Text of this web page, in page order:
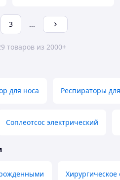
3 ...
товаров из 2000+
для носа Респираторы
Соплеотсос электрический